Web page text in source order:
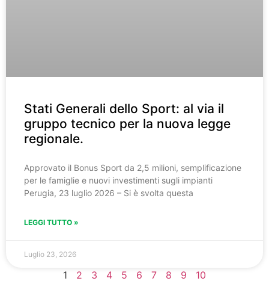
Stati Generali dello Sport: al via il
gruppo tecnico per la nuova legge
regionale.
Approvato il Bonus Sport da 2,5 milioni, semplificazione
per le famiglie e nuovi investimenti sugli impianti
Perugia, 23 luglio 2026 – Si è svolta questa
LEGGI TUTTO »
Luglio 23, 2026
1 2 3 4 5 6 7 8 9 10